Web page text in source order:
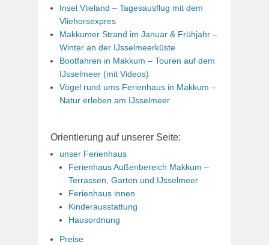
Insel Vlieland – Tagesausflug mit dem
Vliehorsexpres
Makkumer Strand im Januar & Frühjahr –
Winter an der IJsselmeerküste
Bootfahren in Makkum – Touren auf dem
IJsselmeer (mit Videos)
Vögel rund ums Ferienhaus in Makkum –
Natur erleben am IJsselmeer
Orientierung auf unserer Seite:
unser Ferienhaus
Ferienhaus Außenbereich Makkum –
Terrassen, Garten und IJsselmeer
Ferienhaus innen
Kinderausstattung
Hausordnung
Preise